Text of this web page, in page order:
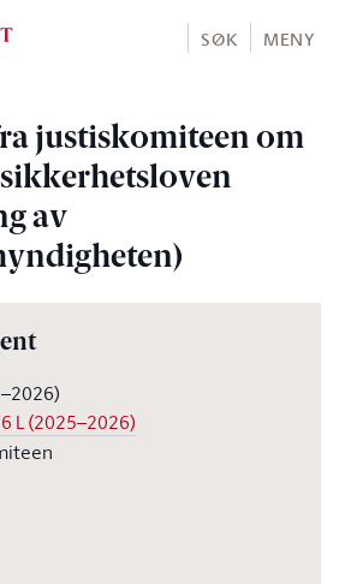
SØK MENY
justiskomiteen om
av
L (2025–2026)